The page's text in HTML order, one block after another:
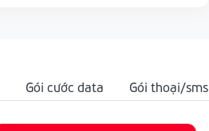
Gói cước data Gói thoại/sms